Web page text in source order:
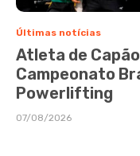
Últimas notícias
Atleta de
Campeonato
Powerlifting
07/08/2026